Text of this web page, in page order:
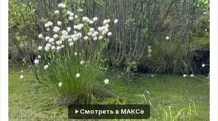
Смотреть в МАКСе